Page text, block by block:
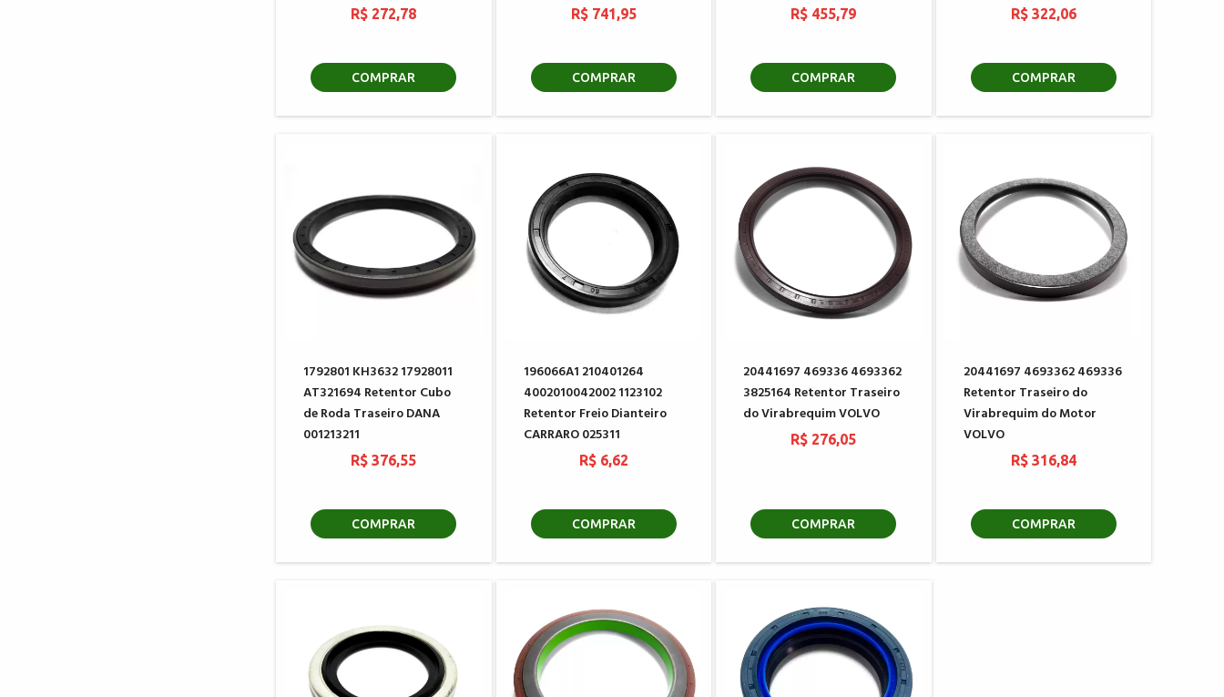
R$ 272,78
COMPRAR
R$ 741,95
COMPRAR
R$ 455,79
COMPRAR
R$ 322,06
COMPRAR
1792801 KH3632 17928011
AT321694 Retentor Cubo
de Roda Traseiro DANA
001213211
R$ 376,55
COMPRAR
196066A1 210401264
4002010042002 1123102
Retentor Freio Dianteiro
CARRARO 025311
R$ 6,62
COMPRAR
20441697 469336 4693362
3825164 Retentor Traseiro
do Virabrequim VOLVO
R$ 276,05
COMPRAR
20441697 4693362 469336
Retentor Traseiro do
Virabrequim do Motor
VOLVO
R$ 316,84
COMPRAR